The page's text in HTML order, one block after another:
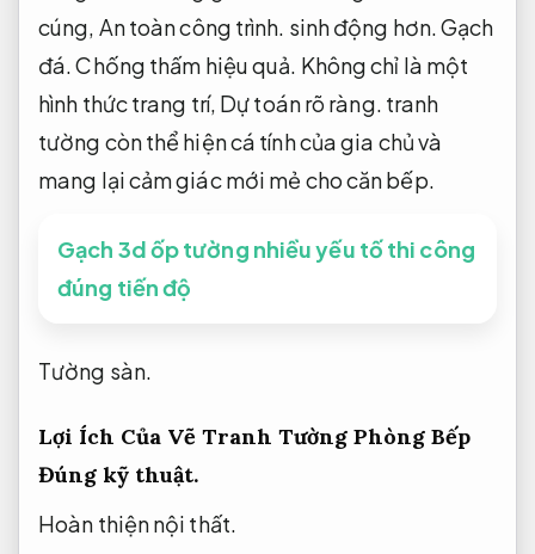
cúng, An toàn công trình. sinh động hơn.Gạch
đá.Chống thấm hiệu quả. Không chỉ là một
hình thức trang trí, Dự toán rõ ràng. tranh
tường còn thể hiện cá tính của gia chủ và
mang lại cảm giác mới mẻ cho căn bếp.
Gạch 3d ốp tường nhiều yếu tố thi công
đúng tiến độ
Tường sàn.
Lợi Ích Của Vẽ Tranh Tường Phòng Bếp
Đúng kỹ thuật.
Hoàn thiện nội thất.